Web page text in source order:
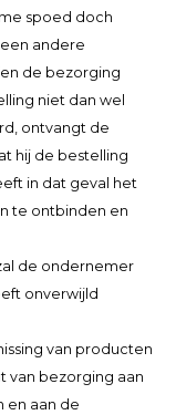
spoed doch
andere
de bezorging
niet dan wel
ontvangt de
hij de bestelling
in dat geval het
te ontbinden en
de ondernemer
onverwijld
van producten
van bezorging aan
en aan de